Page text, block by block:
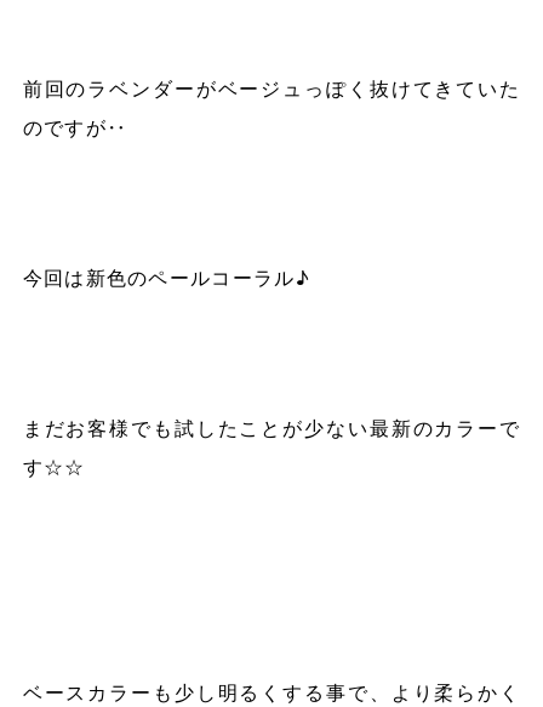
前回のラベンダーがベージュっぽく抜けてきていた
のですが‥
今回は新色のペールコーラル♪
まだお客様でも試したことが少ない最新のカラーで
す☆☆
ベースカラーも少し明るくする事で、より柔らかく